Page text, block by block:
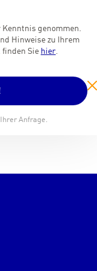
Kenntnis genommen.
Hinweise zu Ihrem
Sie hier.
Anfrage.